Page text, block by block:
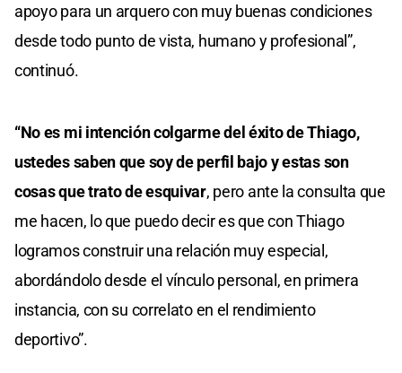
apoyo para un arquero con muy buenas condiciones
desde todo punto de vista, humano y profesional”,
continuó.
“No es mi intención colgarme del éxito de Thiago,
ustedes saben que soy de perfil bajo y estas son
cosas que trato de esquivar, pero ante la consulta que
me hacen, lo que puedo decir es que con Thiago
logramos construir una relación muy especial,
abordándolo desde el vínculo personal, en primera
instancia, con su correlato en el rendimiento
deportivo”.